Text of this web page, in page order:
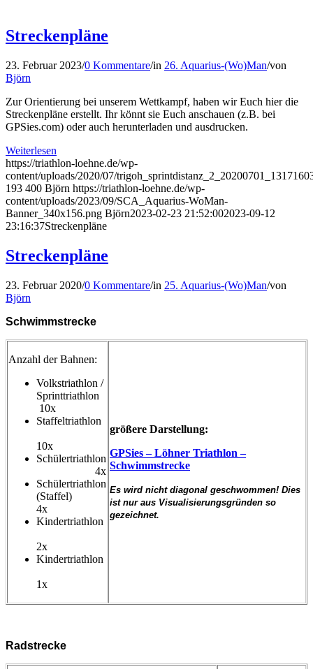
Streckenpläne
23. Februar 2023/0 Kommentare/in 26. Aquarius-(Wo)Man/von
Björn
Zur Orientierung bei unserem Wettkampf, haben wir Euch hier die
Streckenpläne erstellt. Ihr könnt sie Euch anschauen (z.B. bei
GPSies.com) oder auch herunterladen und ausdrucken.
Weiterlesen
https://triathlon-loehne.de/wp-
content/uploads/2020/07/
193 400 Björn https://triathlon-loehne.de/wp-
content/uploads/2023/09/SCA_Aquarius-WoMan-
Banner_340x156.png Björn2023-02-23 21:52:002023-09-12
23:16:37Streckenpläne
Streckenpläne
23. Februar 2020/0 Kommentare/in 25. Aquarius-(Wo)Man/von
Björn
Schwimmstrecke
Anzahl der Bahnen:
Volkstriathlon /
Sprinttriathlon
10x
Staffeltriathlon
10x
Schülertriathlon
4x
Schülertriathlon
(Staffel)
4x
Kindertriathlon
2x
Kindertriathlon
1x
größere Darstellung:
GPSies – Löhner Triathlon –
Schwimmstrecke
Es wird nicht diagonal geschwommen! Dies
ist nur aus Visualisierungsgründen so
gezeichnet.
Radstrecke